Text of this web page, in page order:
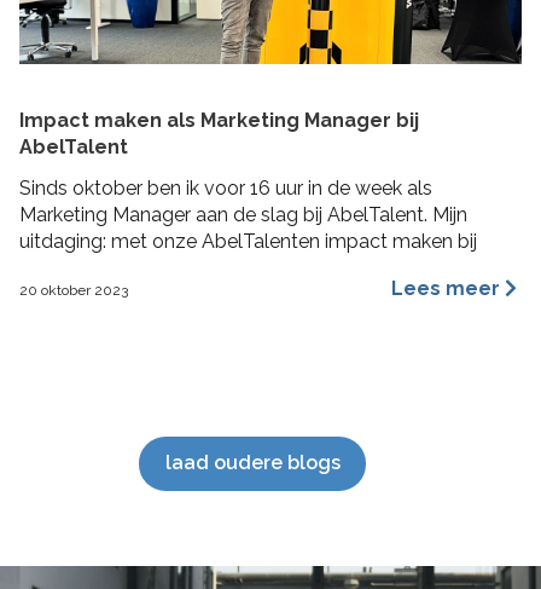
Impact maken als Marketing Manager bij
AbelTalent
Sinds oktober ben ik voor 16 uur in de week als
Marketing Manager aan de slag bij AbelTalent. Mijn
uitdaging: met onze AbelTalenten impact maken bij
voornamelijk bezig houden met branding, content
20 oktober 2023 Lees meer
laad oudere blogs